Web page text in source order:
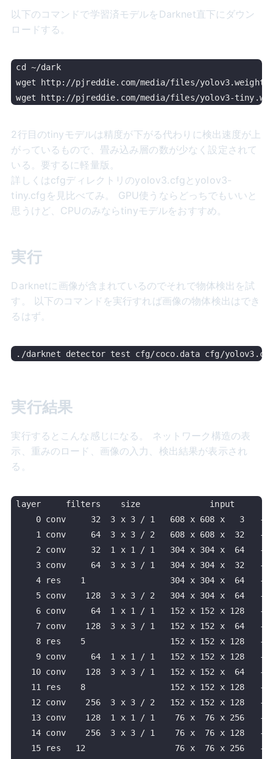
以下のコマンドで学習済モデルをDarknet直下にダウン
ロードする。
cd ~/dark
wget http://pjreddie.com/media/files/yolov3.weights
2行目のtinyモデルは精度が下がる代わりに検出速度が上
がっているもので、畳み込み層の数が少なく設定されて
いる。要するに軽量版。
詳しくはcfgディレクトリのyolov3.cfgとyolov3-
tiny.cfgを見比べてみ。 GPU使うならどっちでもいいと
思うけど、CPUのみならtinyモデルをおすすめ。
実行
Darknetに画像が含まれているのでそれで物体検出を試
す。 以下のコマンドを実行すれば画像の物体検出はでき
るはず。
実行結果
実行するとこんな感じになる。 ネットワーク構造の表
示、重みのロード、画像の入力、検出結果が表示され
る。
layer     filters    size              input
0 conv     32  3 x 3 / 1   608 x 608 x   3   -
1 conv     64  3 x 3 / 2   608 x 608 x  32   -
2 conv     32  1 x 1 / 1   304 x 304 x  64   -
3 conv     64  3 x 3 / 1   304 x 304 x  32   -
4 res    1                 304 x 304 x  64   ->
5 conv    128  3 x 3 / 2   304 x 304 x  64   -
6 conv     64  1 x 1 / 1   152 x 152 x 128   -
7 conv    128  3 x 3 / 1   152 x 152 x  64   -
8 res    5                 152 x 152 x 128   ->
9 conv     64  1 x 1 / 1   152 x 152 x 128   -
10 conv    128  3 x 3 / 1   152 x 152 x  64   -
11 res    8                 152 x 152 x 128   ->
12 conv    256  3 x 3 / 2   152 x 152 x 128   -
13 conv    128  1 x 1 / 1    76 x  76 x 256   -
14 conv    256  3 x 3 / 1    76 x  76 x 128   -
15 res   12                  76 x  76 x 256   ->